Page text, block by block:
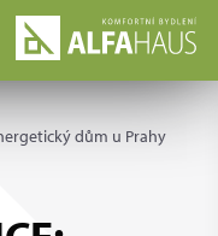
dům u Prahy